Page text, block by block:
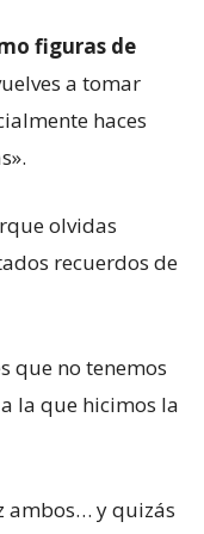
figuras de
a tomar
haces
olvidas
recuerdos de
que no tenemos
la que hicimos la
ambos… y quizás